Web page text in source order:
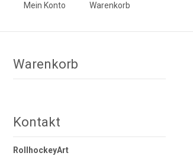
Mein Konto Warenkorb
Warenkorb
Kontakt
RollhockeyArt